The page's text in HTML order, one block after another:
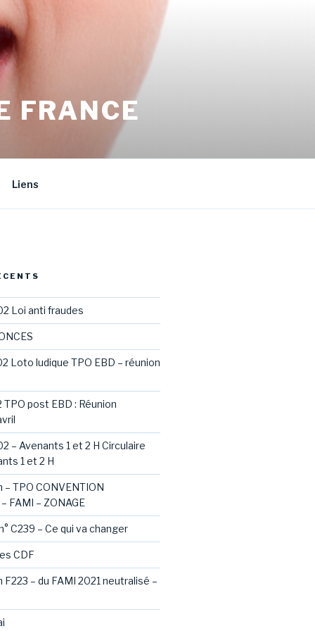
FRANCE
Liens
Loi anti fraudes
Loto ludique TPO EBD – réunion
post EBD : Réunion
– Avenants 1 et 2 H Circulaire
1 et 2 H
– TPO CONVENTION
FAMI – ZONAGE
C239 – Ce qui va changer
CDF
F223 – du FAMI 2021 neutralisé –